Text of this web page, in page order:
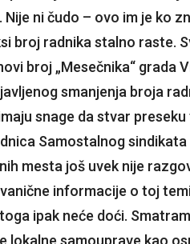
ni čudo – ovo im je ko
broj radnika stalno raste.
broj „Mesečnika“ grada
smanjenja broja
snage da stvar
Samostalnog
mesta još uvek nije
informacije o toj
ipak neće doći.
lokalne samouprave kao